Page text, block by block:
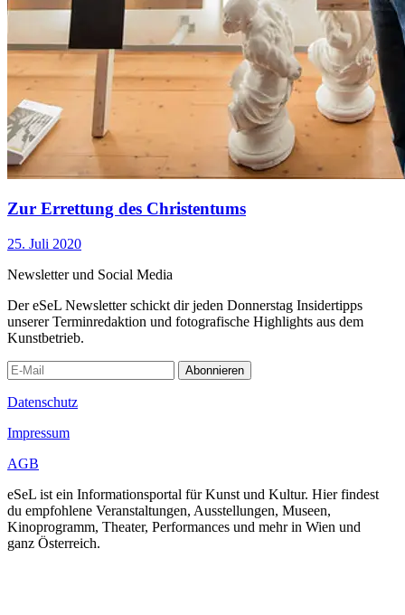
Zur Errettung des Christentums
25. Juli 2020
Newsletter und Social Media
Der eSeL Newsletter schickt dir jeden Donnerstag Insidertipps
unserer Terminredaktion und fotografische Highlights aus dem
Kunstbetrieb.
Abonnieren
Datenschutz
Impressum
AGB
eSeL ist ein Informationsportal für Kunst und Kultur. Hier findest
du empfohlene Veranstaltungen, Ausstellungen, Museen,
Kinoprogramm, Theater, Performances und mehr in Wien und
ganz Österreich.